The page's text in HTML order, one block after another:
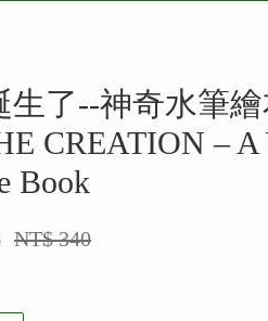
生了--神奇水筆
CREATION – A
Book
NT$ 340